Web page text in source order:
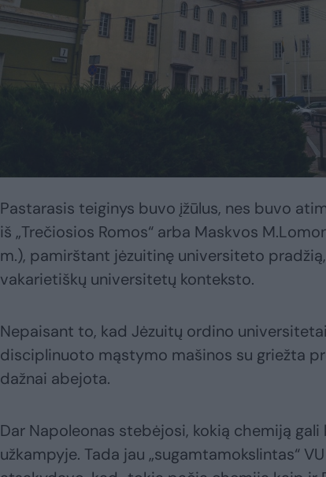
Pastarasis teiginys buvo įžūlus, nes buvo
iš „Trečiosios Romos“ arba Maskvos
m.), pamirštant jėzuitinę universiteto
vakarietiškų universitetų konteksto.
Nepaisant to, kad Jėzuitų ordino
disciplinuoto mąstymo mašinos su griežta
dažnai abejota.
Dar Napoleonas stebėjosi, kokią chemiją
užkampyje. Tada jau „sugamtamokslintas“